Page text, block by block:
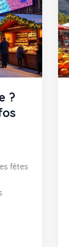
?
fêtes